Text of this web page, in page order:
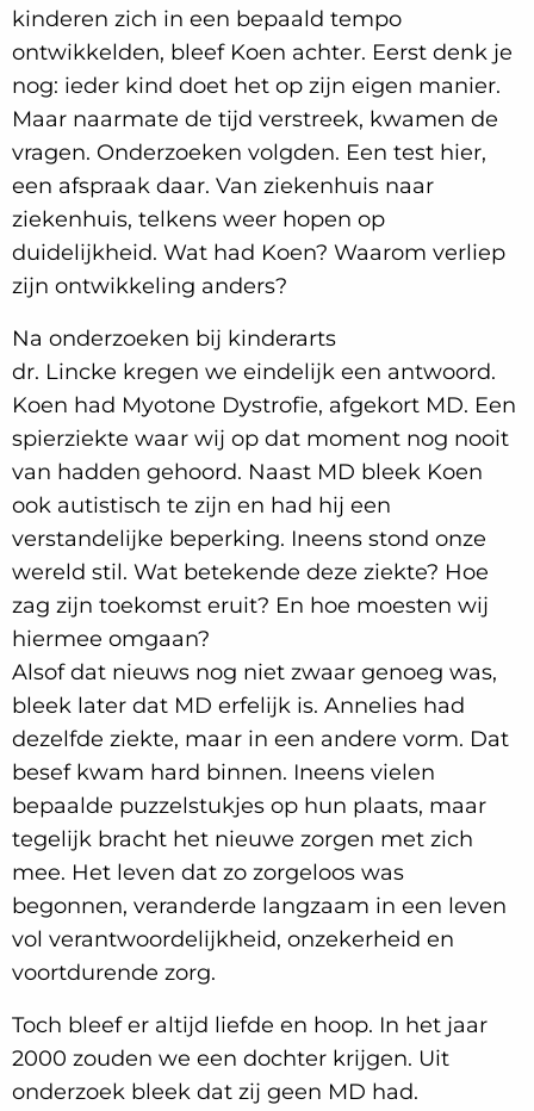
kinderen zich in een bepaald tempo
ontwikkelden, bleef Koen achter. Eerst denk je
nog: ieder kind doet het op zijn eigen manier.
Maar naarmate de tijd verstreek, kwamen de
vragen. Onderzoeken volgden. Een test hier,
een afspraak daar. Van ziekenhuis naar
ziekenhuis, telkens weer hopen op
duidelijkheid. Wat had Koen? Waarom verliep
zijn ontwikkeling anders?
Na onderzoeken bij kinderarts
dr. Lincke kregen we eindelijk een antwoord.
Koen had Myotone Dystrofie, afgekort MD. Een
spierziekte waar wij op dat moment nog nooit
van hadden gehoord. Naast MD bleek Koen
ook autistisch te zijn en had hij een
verstandelijke beperking. Ineens stond onze
wereld stil. Wat betekende deze ziekte? Hoe
zag zijn toekomst eruit? En hoe moesten wij
hiermee omgaan?
Alsof dat nieuws nog niet zwaar genoeg was,
bleek later dat MD erfelijk is. Annelies had
dezelfde ziekte, maar in een andere vorm. Dat
besef kwam hard binnen. Ineens vielen
bepaalde puzzelstukjes op hun plaats, maar
tegelijk bracht het nieuwe zorgen met zich
mee. Het leven dat zo zorgeloos was
begonnen, veranderde langzaam in een leven
vol verantwoordelijkheid, onzekerheid en
voortdurende zorg.
Toch bleef er altijd liefde en hoop. In het jaar
2000 zouden we een dochter krijgen. Uit
onderzoek bleek dat zij geen MD had.